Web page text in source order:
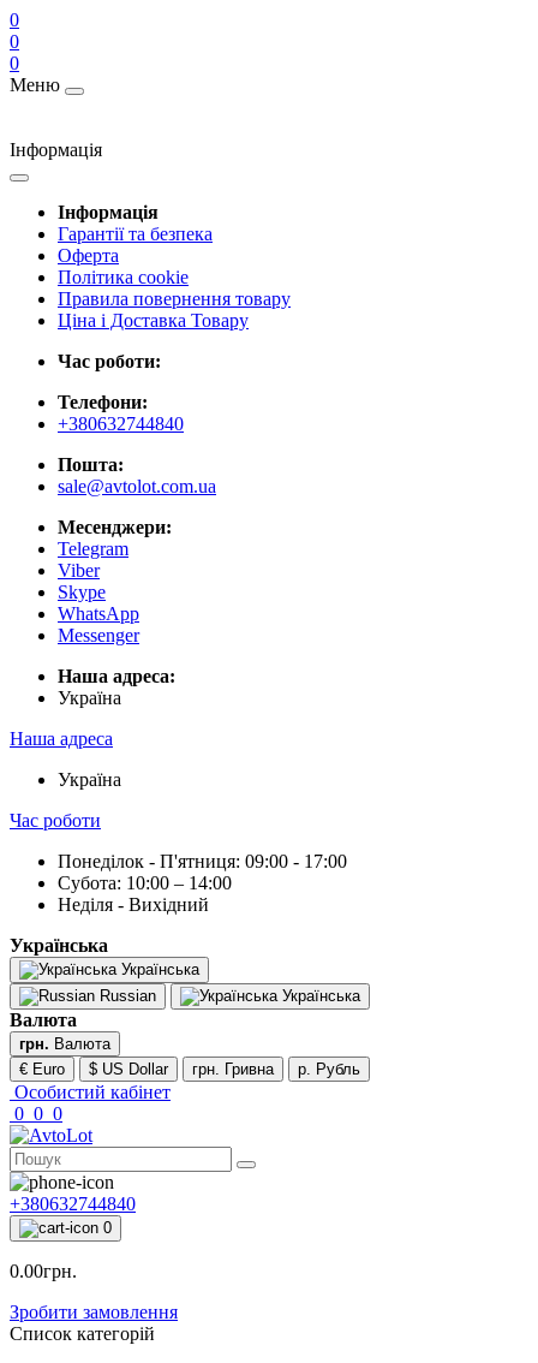
0
0
0
Меню
Інформація
Інформація
Гарантії та безпека
Оферта
Політика cookie
Правила повернення товару
Ціна і Доставка Товару
Час роботи:
Телефони:
+380632744840
Пошта:
sale@avtolot.com.ua
Месенджери:
Telegram
Viber
Skype
WhatsApp
Messenger
Наша адреса:
Українa
Наша адреса
Українa
Час роботи
Понеділок - П'ятниця: 09:00 - 17:00
Субота: 10:00 – 14:00
Неділя - Вихідний
Українська
Українська
Russian
Українська
Валюта
грн. Валюта
€ Euro
$ US Dollar грн. Гривна р. Рубль
Особистий кабінет
0 0 0
+380632744840
0
0.00грн.
Зробити замовлення
Список категорій